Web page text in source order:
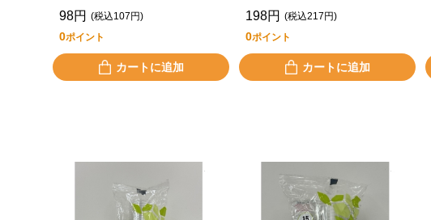
98円 (税込107円)
0ポイント
カートに追加
198円 (税込217円)
0ポイント
カートに追加